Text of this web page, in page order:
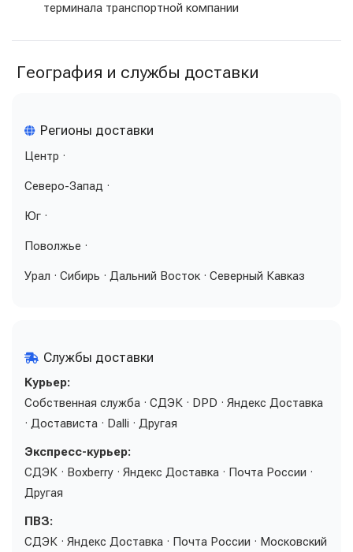
терминала транспортной компании
География и службы доставки
Регионы доставки
Центр ·
Северо-Запад ·
Юг ·
Поволжье ·
Урал · Сибирь · Дальний Восток · Северный Кавказ
Службы доставки
Курьер:
Собственная служба · СДЭК · DPD · Яндекс Доставка
· Достависта · Dalli · Другая
Экспресс-курьер:
СДЭК · Boxberry · Яндекс Доставка · Почта России ·
Другая
ПВЗ:
СДЭК · Яндекс Доставка · Почта России · Московский